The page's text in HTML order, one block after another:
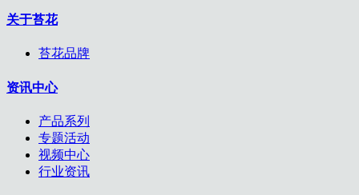
关于苔花
苔花品牌
资讯中心
产品系列
专题活动
视频中心
行业资讯